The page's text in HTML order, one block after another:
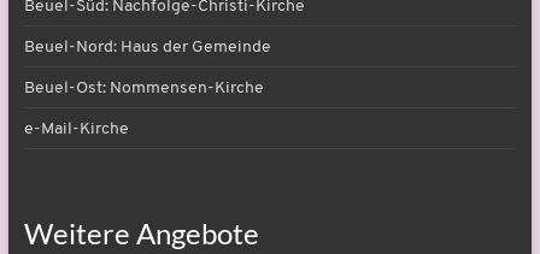
Beuel-Süd: Nachfolge-Christi-Kirche
Beuel-Nord: Haus der Gemeinde
Beuel-Ost: Nommensen-Kirche
e-Mail-Kirche
Weitere Angebote